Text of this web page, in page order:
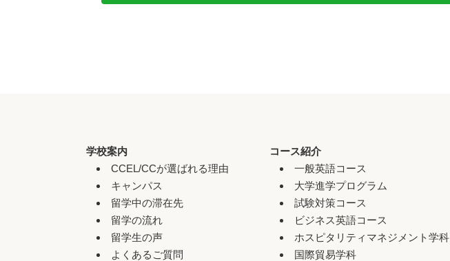
学校案内
CCEL/CCが選ばれる理由
キャンパス
留学中の滞在先
留学の流れ
留学生の声
よくあるご質問
コース紹介
一般英語コース
大学進学プログラム
試験対策コース
ビジネス英語コース
ホスピタリティマネジメント学科
国際貿易学科